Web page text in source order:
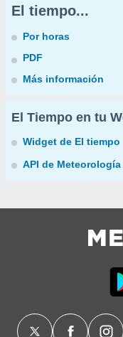
El tiempo...
Por horas
PDF
Más información
El Tiempo en tu
Widget de El tiempo
API de Meteorología